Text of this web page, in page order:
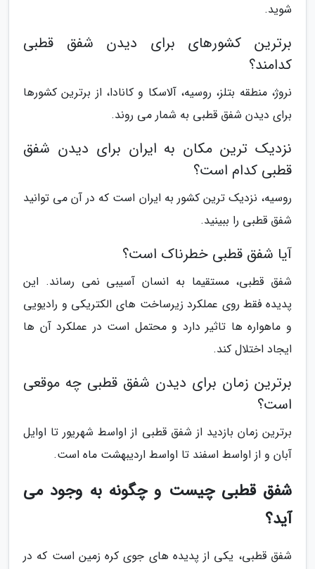
شوید.
برترین کشورهای برای دیدن شفق قطبی
کدامند؟
نروژ، منطقه بتلز، روسیه، آلاسکا و کانادا، از برترین کشورها
برای دیدن شفق قطبی به شمار می روند.
نزدیک ترین مکان به ایران برای دیدن شفق
قطبی کدام است؟
روسیه، نزدیک ترین کشور به ایران است که در آن می توانید
شفق قطبی را ببینید.
آیا شفق قطبی خطرناک است؟
شفق قطبی، مستقیما به انسان آسیبی نمی رساند. این
پدیده فقط روی عملکرد زیرساخت های الکتریکی و رادیویی
و ماهواره ها تاثیر دارد و محتمل است در عملکرد آن ها
ایجاد اختلال کند.
برترین زمان برای دیدن شفق قطبی چه موقعی
است؟
برترین زمان بازدید از شفق قطبی از اواسط شهریور تا اوایل
آبان و از اواسط اسفند تا اواسط اردیبهشت ماه است.
شفق قطبی چیست و چگونه به وجود می
آید؟
شفق قطبی، یکی از پدیده های جوی کره زمین است که در